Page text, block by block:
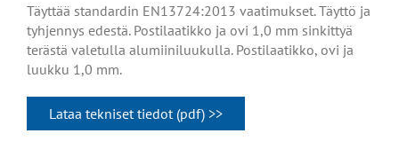
Täyttää standardin EN13724:2013 vaatimukset. Täyttö ja
tyhjennys edestä. Postilaatikko ja ovi 1,0 mm sinkittyä
terästä valetulla alumiiniluukulla. Postilaatikko, ovi ja
luukku 1,0 mm.
Lataa tekniset tiedot (pdf) >>